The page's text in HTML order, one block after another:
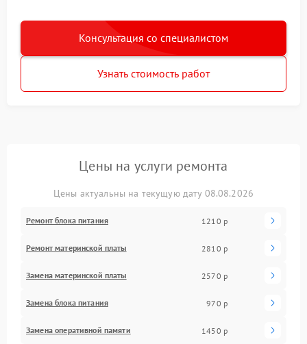
Консультация со специалистом
Узнать стоимость работ
Цены на услуги ремонта
Цены актуальны на текущую дату 08.08.2026
Ремонт блока питания 1210 р
Ремонт материнской платы 2810 р
Замена материнской платы 2570 р
Замена блока питания 970 р
Замена оперативной памяти 1450 р